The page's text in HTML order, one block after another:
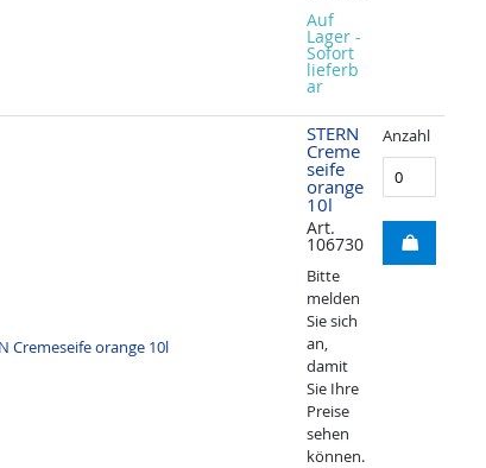
Auf
Lager -
Sofort
lieferb
ar
STERN
Creme
seife
orange
10l
Art.
106730
Bitte
melden
Sie sich
an,
damit
Sie Ihre
Preise
sehen
können.
Anzahl